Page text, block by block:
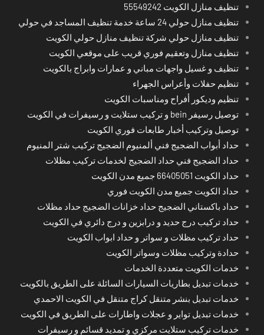
تنظيف منازل الكويت 55549242
تنظيف منازل حولي 24 ساعة خدمة تنظيف المساجد في حولي
تنظيف منازل حولي شركة تنظيف منازل حولي الكويت
تنظيف منازل وتعقيم فوري قريب على موقعي الكويت
تنظيف و غسيل واجهات مباني و عمارات وابراج بالكويت
تنظيم حفلات وأعراس الجهراء
تنظيم وديكور أفراح ومناسبات الكويت
توصيل رسيفر bein و تركيب ستلايت و رسيفرات في الكويت
توصيل وتركيب أخبار طابعات فوري الكويت
حداد أبواب الضجيج فني ألمنيوم الضجيج تركيب شتر المنيوم
حداد الضجيج فني حداد الضجيج لخدمات تركيب مظلات
حداد الكويت 66405051 جميع مدن الكويت
حداد الكويت جميع مدن الكويت فوري
حداد باكستاني الضجيج حداد خزانات الضجيج حداد مظلات
حداد تركيب درج حديد و درابزين و درج دائري في الكويت
حداد تركيب مظلات و سواتر و حداد ابواب الكويت
حدادة وتركيب مظلات وسواتر الكويت
خدمات الكويت متعددة الخدمات
خدمات تبديل بطاريات السيارات السائلة على الطريق بالكويت
خدمات تبديل بنشر متنقل كراج متنقل في الكويت الاحمدي
خدمات تبديل تواير و عجلات واطارات على الطريق في الكويت
خدمات تركيب ستلايت مركزي و تمديد قسائم و رسيفرات